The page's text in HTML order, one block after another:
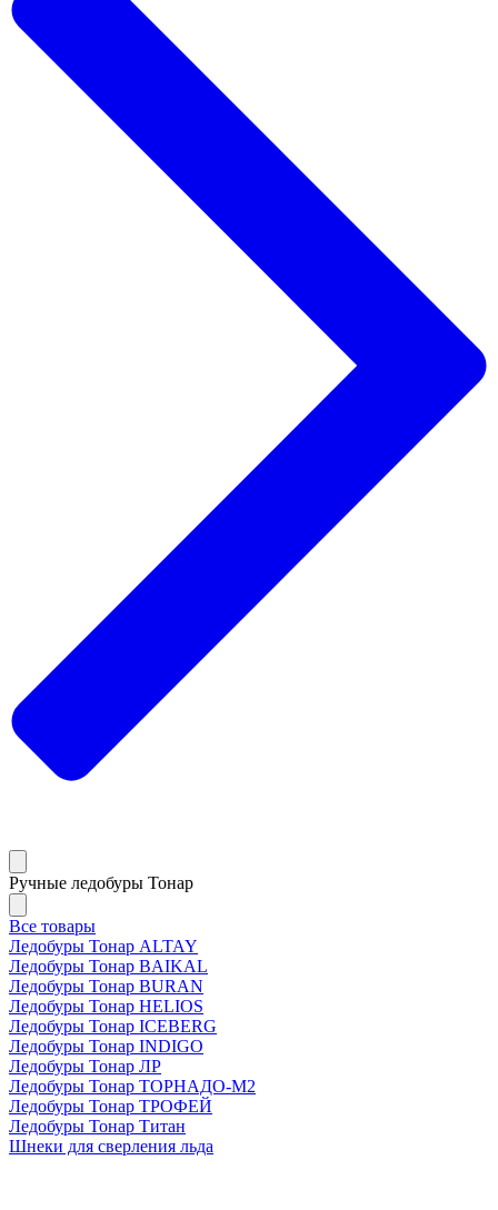
Ручные ледобуры Тонар
Все товары
Ледобуры Тонар ALTAY
Ледобуры Тонар BAIKAL
Ледобуры Тонар BURAN
Ледобуры Тонар HELIOS
Ледобуры Тонар ICEBERG
Ледобуры Тонар INDIGO
Ледобуры Тонар ЛР
Ледобуры Тонар ТОРНАДО-М2
Ледобуры Тонар ТРОФЕЙ
Ледобуры Тонар Титан
Шнеки для сверления льда